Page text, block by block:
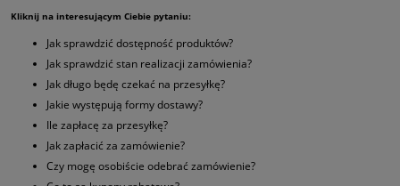
Kliknij na interesującym Ciebie pytaniu:
Jak sprawdzić dostępność produktów?
Jak sprawdzić stan realizacji zamówienia?
Jak długo będę czekać na przesyłkę?
Jakie występują formy dostawy?
Ile zapłacę za przesyłkę?
Jak zapłacić za zamówienie?
Czy mogę osobiście odebrać zamówienie?